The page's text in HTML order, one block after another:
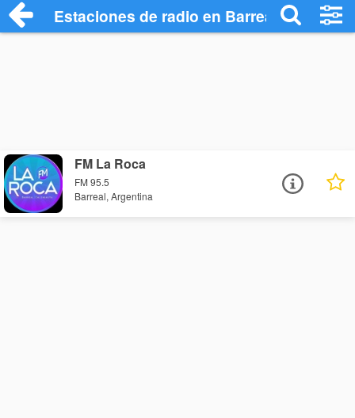
Estaciones de radio en Barreal -
FM La Roca
FM 95.5
Barreal, Argentina